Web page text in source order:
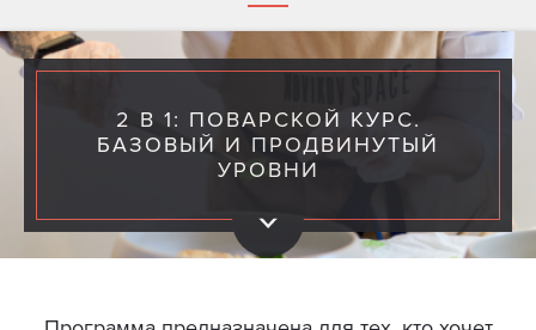
2 В 1: ПОВАРСКОЙ КУРС.
БАЗОВЫЙ И ПРОДВИНУТЫЙ
УРОВНИ